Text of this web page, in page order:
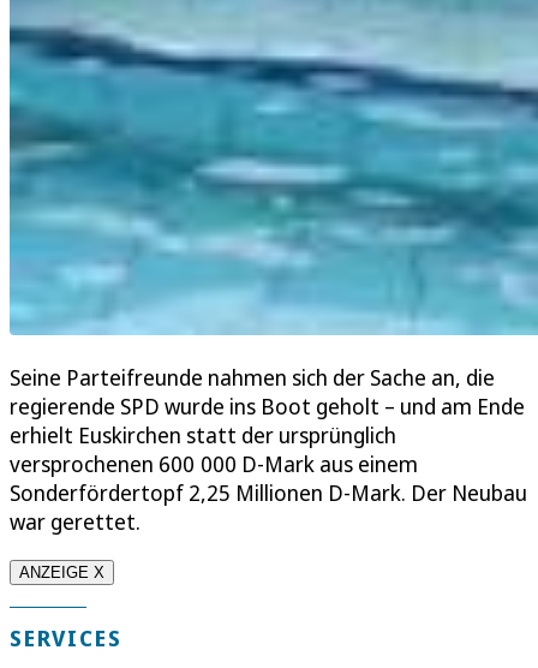
Seine Parteifreunde nahmen sich der Sache an, die
regierende SPD wurde ins Boot geholt – und am Ende
erhielt Euskirchen statt der ursprünglich
versprochenen 600 000 D-Mark aus einem
Sonderfördertopf 2,25 Millionen D-Mark. Der Neubau
war gerettet.
ANZEIGE X
SERVICES